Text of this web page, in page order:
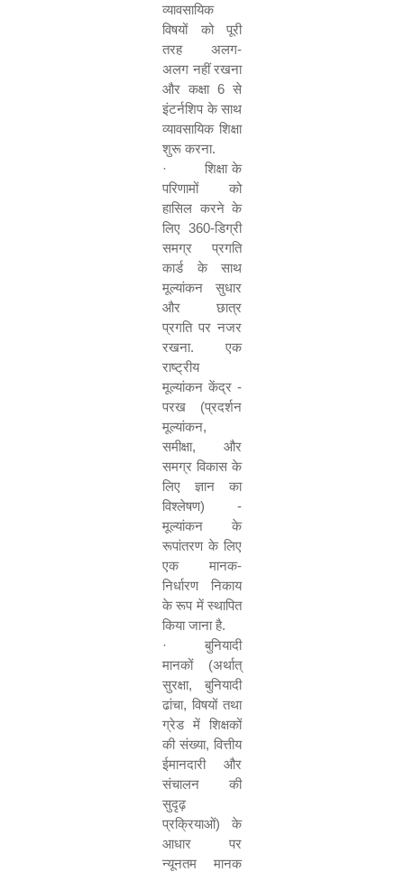
व्यावसायिक
विषयों को पूरी
तरह अलग-
अलग नहीं रखना
और कक्षा 6 से
इंटर्नशिप के साथ
व्यावसायिक शिक्षा
शुरू करना.
·
शिक्षा के
परिणामों को
हासिल करने के
लिए 360-डिग्री
समग्र प्रगति
कार्ड के साथ
मूल्यांकन सुधार
और छात्र
प्रगति पर नजर
रखना. एक
राष्ट्रीय
मूल्यांकन केंद्र -
परख (प्रदर्शन
मूल्यांकन,
समीक्षा, और
समग्र विकास के
लिए ज्ञान का
विश्लेषण) -
मूल्यांकन के
रूपांतरण के लिए
एक मानक-
निर्धारण निकाय
के रूप में स्थापित
किया जाना है.
·
बुनियादी
मानकों (अर्थात्
सुरक्षा, बुनियादी
ढांचा, विषयों तथा
ग्रेड में शिक्षकों
की संख्या, वित्तीय
ईमानदारी और
संचालन की
सुदृढ़
प्रक्रियाओं) के
आधार पर
न्यूनतम मानक